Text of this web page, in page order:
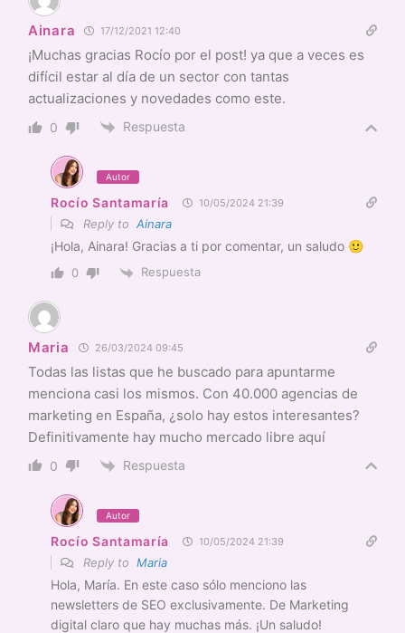
Ainara 17/12/2021 12:40
¡Muchas gracias Rocío por el post! ya que a veces es
difícil estar al día de un sector con tantas
actualizaciones y novedades como este.
0 Respuesta
Autor
Rocío Santamaría 10/05/2024 21:39
Reply to Ainara
¡Hola, Ainara! Gracias a ti por comentar, un saludo 🙂
0 Respuesta
Maria 26/03/2024 09:45
Todas las listas que he buscado para apuntarme
menciona casi los mismos. Con 40.000 agencias de
marketing en España, ¿solo hay estos interesantes?
Definitivamente hay mucho mercado libre aquí
0 Respuesta
Autor
Rocío Santamaría 10/05/2024 21:39
Reply to Maria
Hola, María. En este caso sólo menciono las
newsletters de SEO exclusivamente. De Marketing
digital claro que hay muchas más. ¡Un saludo!